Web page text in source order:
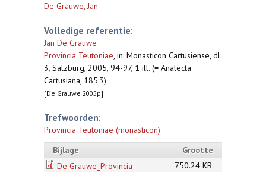
De Grauwe, Jan
Volledige referentie:
Jan De Grauwe
Provincia Teutoniae, in: Monasticon Cartusiense, dl.
3, Salzburg, 2005, 94-97, 1 ill. (= Analecta
Cartusiana, 185:3)
[De Grauwe 2005p]
Trefwoorden:
Provincia Teutoniae (monasticon)
Bijlage
Grootte
De Grauwe_Provincia
750.24 KB